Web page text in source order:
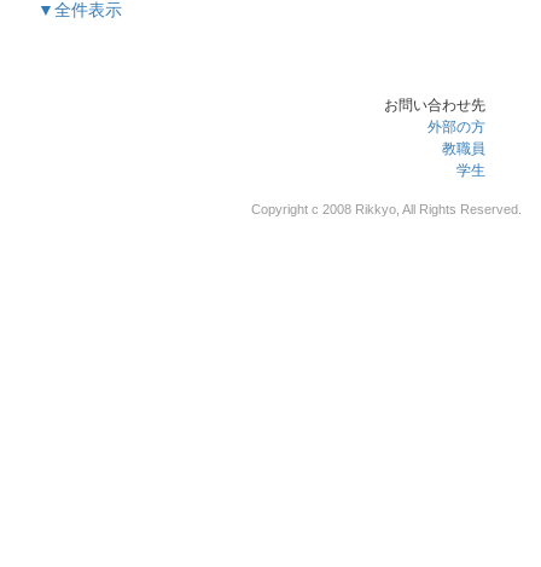
▼全件表示
お問い合わせ先
外部の方
教職員
学生
Copyright c 2008 Rikkyo, All Rights Reserved.